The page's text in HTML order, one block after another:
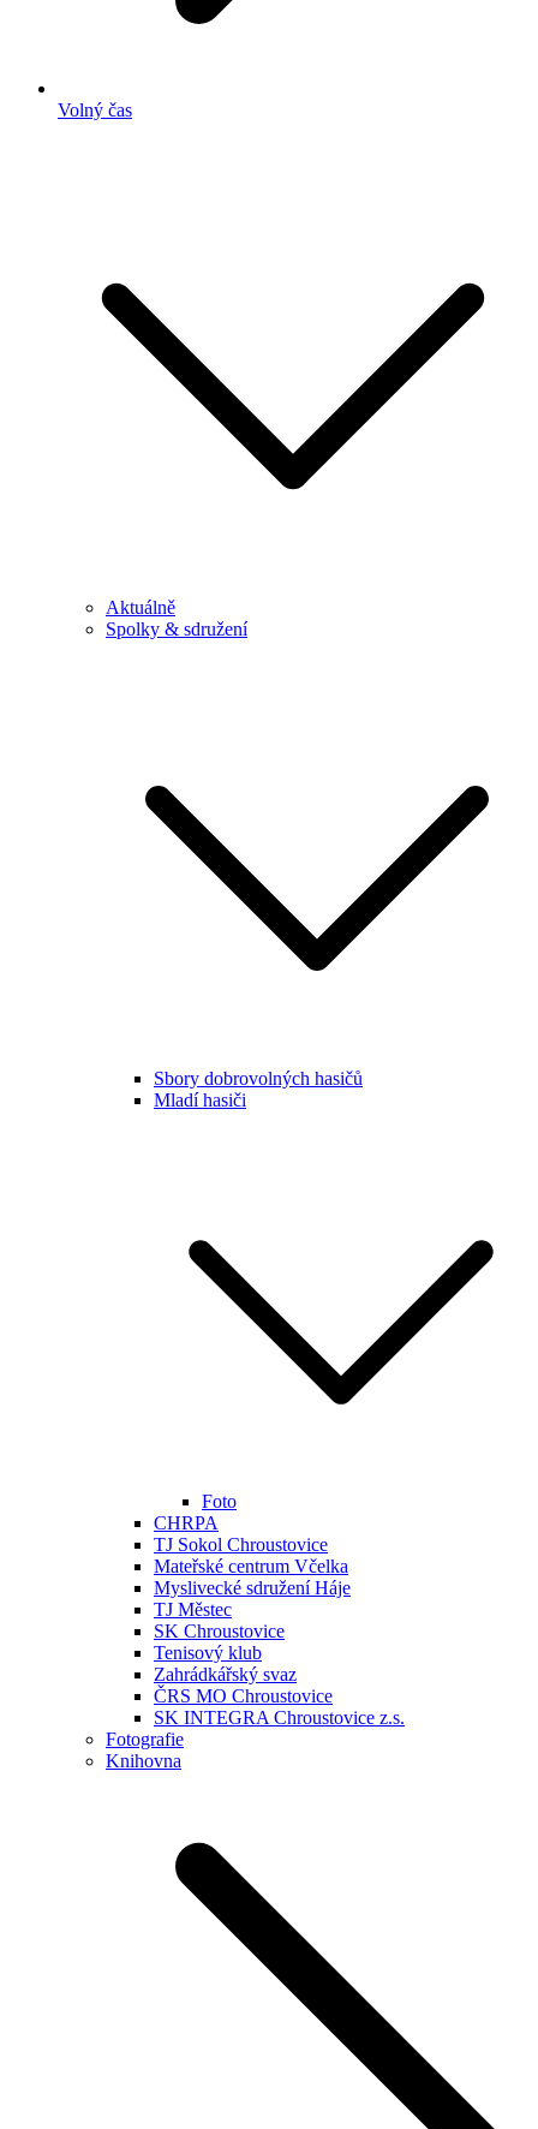
Volný čas
Aktuálně
Spolky & sdružení
Sbory dobrovolných hasičů
Mladí hasiči
Foto
CHRPA
TJ Sokol Chroustovice
Mateřské centrum Včelka
Myslivecké sdružení Háje
TJ Městec
SK Chroustovice
Tenisový klub
Zahrádkářský svaz
ČRS MO Chroustovice
SK INTEGRA Chroustovice z.s.
Fotografie
Knihovna